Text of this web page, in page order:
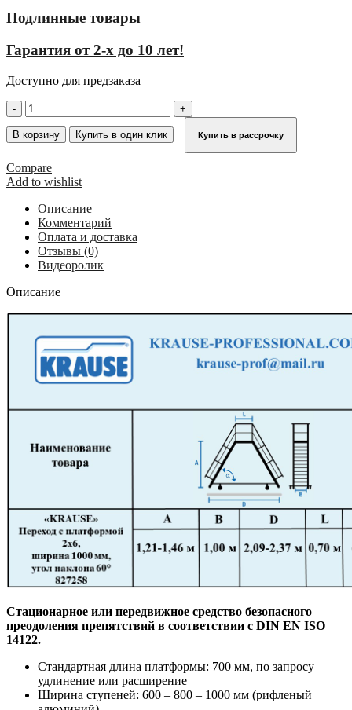
Подлинные товары
Гарантия от 2-х до 10 лет!
Доступно для предзаказа
Количество
товара
Переход
платформой
2х6
,
ширина
1000
мм,
угол
наклона
KRAUSE
В корзину Купить в один клик Купить в рассрочку
Compare
Add to wishlist
Описание
Комментарий
Оплата и доставка
Отзывы (0)
Видеоролик
Описание
Стационарное или передвижное средство безопасного
преодоления препятствий в соответствии с DIN EN ISO
14122.
Стандартная длина платформы: 700 мм, по запросу
удлинение или расширение
Ширина ступеней: 600 – 800 – 1000 мм (рифленый